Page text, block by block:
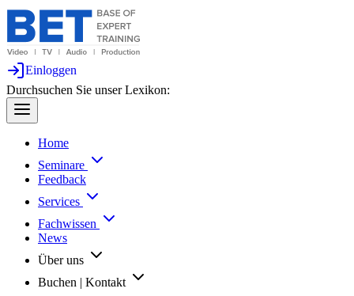
Einloggen
Durchsuchen Sie unser Lexikon:
Home
Seminare
Feedback
Services
Fachwissen
News
Über uns
Buchen | Kontakt